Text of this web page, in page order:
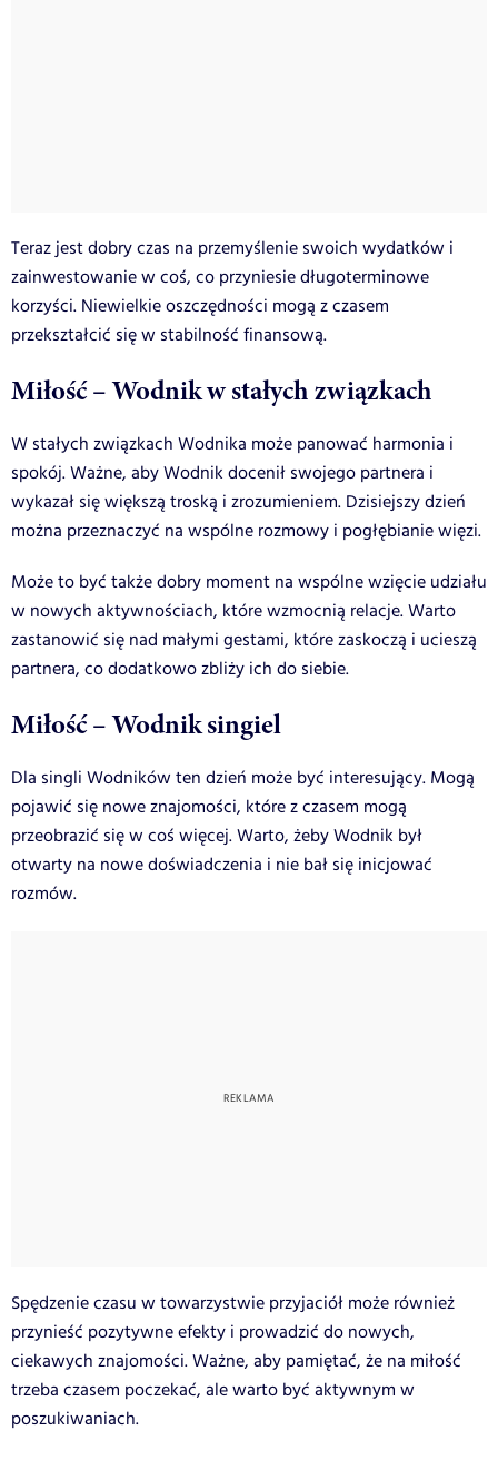
Teraz jest dobry czas na przemyślenie swoich wydatków i
zainwestowanie w coś, co przyniesie długoterminowe
korzyści. Niewielkie oszczędności mogą z czasem
przekształcić się w stabilność finansową.
Miłość – Wodnik w stałych związkach
W stałych związkach Wodnika może panować harmonia i
spokój. Ważne, aby Wodnik docenił swojego partnera i
wykazał się większą troską i zrozumieniem. Dzisiejszy dzień
można przeznaczyć na wspólne rozmowy i pogłębianie więzi.
Może to być także dobry moment na wspólne wzięcie udziału
w nowych aktywnościach, które wzmocnią relacje. Warto
zastanowić się nad małymi gestami, które zaskoczą i ucieszą
partnera, co dodatkowo zbliży ich do siebie.
Miłość – Wodnik singiel
Dla singli Wodników ten dzień może być interesujący. Mogą
pojawić się nowe znajomości, które z czasem mogą
przeobrazić się w coś więcej. Warto, żeby Wodnik był
otwarty na nowe doświadczenia i nie bał się inicjować
rozmów.
Spędzenie czasu w towarzystwie przyjaciół może również
przynieść pozytywne efekty i prowadzić do nowych,
ciekawych znajomości. Ważne, aby pamiętać, że na miłość
trzeba czasem poczekać, ale warto być aktywnym w
poszukiwaniach.